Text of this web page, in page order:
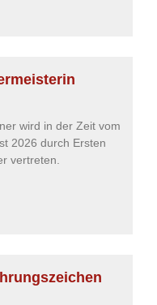
wird in der Zeit vom
2026 durch Ersten
vertreten.